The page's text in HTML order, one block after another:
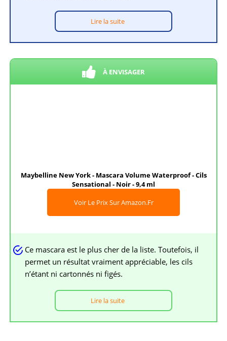
Lire la suite
À ENVISAGER
Maybelline New York - Mascara Volume Waterproof - Cils
Sensational - Noir - 9,4 ml
Voir Le Prix Sur Amazon.fr
Ce mascara est le plus cher de la liste. Toutefois, il
permet un résultat vraiment appréciable, les cils
n’étant ni cartonnés ni figés.
Lire la suite